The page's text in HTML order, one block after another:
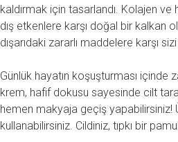
kaldırmak için tasarlandı. Kolajen ve
dış etkenlere karşı doğal bir kalkan
dışarıdaki zararlı maddelere karşı
Günlük hayatın koşuşturması
krem, hafif dokusu sayesinde cilt
hemen makyaja geçiş yapabilirsiniz!
kullanabilirsiniz. Cildiniz, tıpkı bir